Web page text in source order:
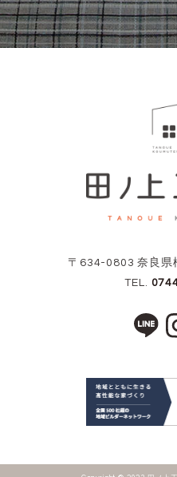
〒634-0803 奈良県
TEL.